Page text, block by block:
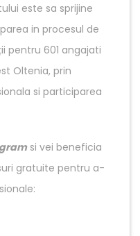
este sa sprijine
in procesul de
pentru 601 angajati
Oltenia, prin
si participarea
si vei beneficia
gratuite pentru a-